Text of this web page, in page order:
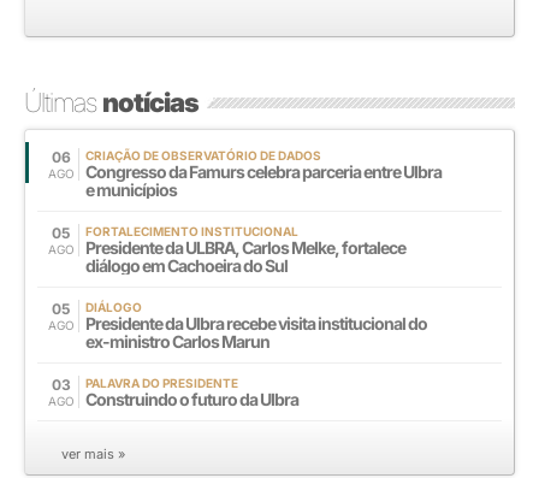
Últimasnotícias
06
AGO
CRIAÇÃO DE OBSERVATÓRIO DE DADOS
Congresso da Famurs celebra parceria entre Ulbra
e municípios
05
AGO
FORTALECIMENTO INSTITUCIONAL
Presidente da ULBRA, Carlos Melke, fortalece
diálogo em Cachoeira do Sul
05
AGO
DIÁLOGO
Presidente da Ulbra recebe visita institucional do
ex-ministro Carlos Marun
03
AGO
PALAVRA DO PRESIDENTE
Construindo o futuro da Ulbra
ver mais »